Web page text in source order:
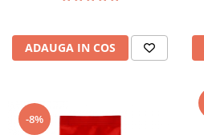
ADAUGA IN COS
-8%